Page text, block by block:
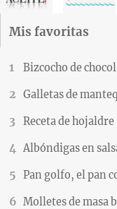
Mis favoritas
Bizcocho de
Galletas de
Receta de hojaldre
Albóndigas en
Pan golfo, el pan
Molletes de masa